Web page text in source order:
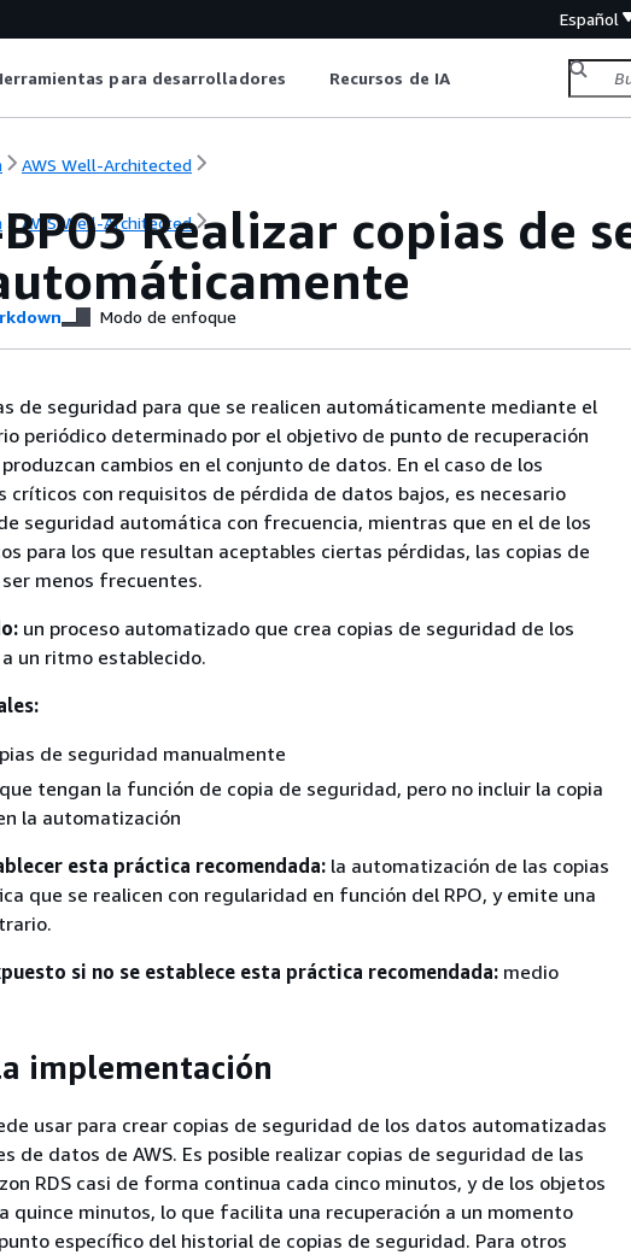
Español
para desarrolladores Recursos de IA
AWS Well-Architected
AWS Well-Architected
BP03 Realizar copias de
Modo de enfoque
de seguridad para que se realicen automáticamente mediante el
periódico determinado por el objetivo de punto de recuperación
produzcan cambios en el conjunto de datos. En el caso de los
críticos con requisitos de pérdida de datos bajos, es necesario
seguridad automática con frecuencia, mientras que en el de los
para los que resultan aceptables ciertas pérdidas, las copias de
menos frecuentes.
un proceso automatizado que crea copias de seguridad de los
un ritmo establecido.
de seguridad manualmente
tengan la función de copia de seguridad, pero no incluir la copia
la automatización
esta práctica recomendada: la automatización de las copias
que se realicen con regularidad en función del RPO, y emite una
si no se establece esta práctica recomendada: medio
implementación
usar para crear copias de seguridad de los datos automatizadas
de datos de AWS. Es posible realizar copias de seguridad de las
RDS casi de forma continua cada cinco minutos, y de los objetos
quince minutos, lo que facilita una recuperación a un momento
específico del historial de copias de seguridad. Para otros